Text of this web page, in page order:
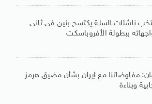
ناشئات السلة يكتسح بنين فى ثانى
ببطولة الأفروباسكت
مفاوضاتنا مع إيران بشأن مضيق هرمز
وبناءة